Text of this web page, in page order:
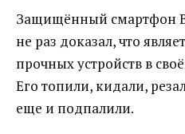
Защищённый смартфон
не раз доказал, что
прочных устройств в
Его топили, кидали,
еще и подпалили.